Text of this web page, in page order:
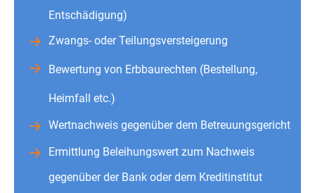
Entschädigung)
Zwangs- oder Teilungsversteigerung
Bewertung von Erbbaurechten (Bestellung,
Heimfall etc.)
Wertnachweis gegenüber dem Betreuungsgericht
Ermittlung Beleihungswert zum Nachweis
gegenüber der Bank oder dem Kreditinstitut